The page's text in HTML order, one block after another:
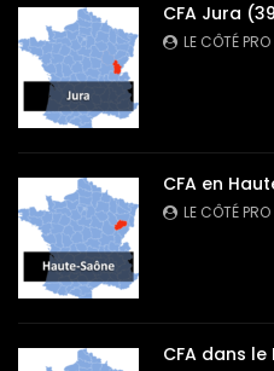
CFA Jura
LE CÔTÉ PRO
CFA en
LE CÔTÉ PRO
CFA dans